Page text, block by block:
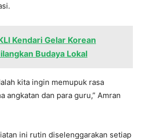
Kendari Gelar Korean
Budaya Lokal
kita ingin memupuk rasa
angkatan dan para guru,” Amran
ini rutin diselenggarakan setiap